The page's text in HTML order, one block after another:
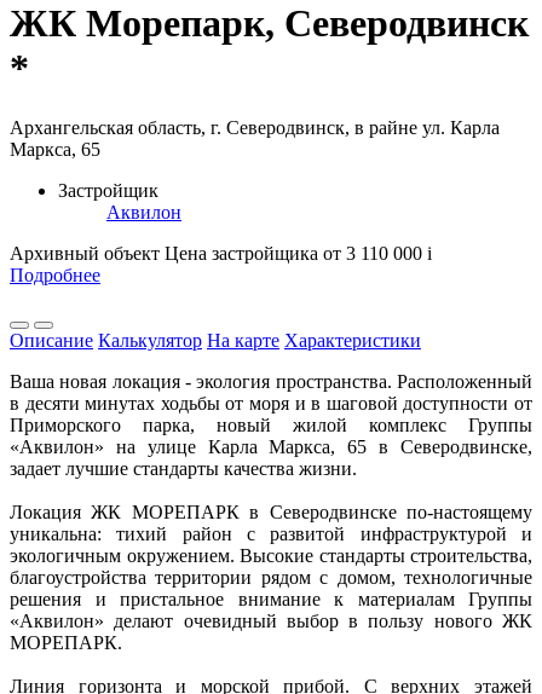
ЖК Морепарк, Северодвинск
*
Архангельская область, г. Северодвинск, в райне ул. Карла
Маркса, 65
Застройщик
Аквилон
Архивный объект Цена застройщика от 3 110 000 i
Подробнее
Описание Калькулятор На карте Характеристики
Ваша новая локация - экология пространства. Расположенный
в десяти минутах ходьбы от моря и в шаговой доступности от
Приморского парка, новый жилой комплекс Группы
«Аквилон» на улице Карла Маркса, 65 в Северодвинске,
задает лучшие стандарты качества жизни.
Локация ЖК МОРЕПАРК в Северодвинске по-настоящему
уникальна: тихий район с развитой инфраструктурой и
экологичным окружением. Высокие стандарты строительства,
благоустройства территории рядом с домом, технологичные
решения и пристальное внимание к материалам Группы
«Аквилон» делают очевидный выбор в пользу нового ЖК
МОРЕПАРК.
Линия горизонта и морской прибой. С верхних этажей